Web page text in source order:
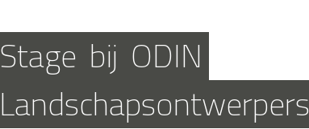
Stage bij ODIN
Landschapsontwerpers